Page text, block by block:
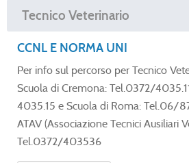
Tecnico Veterinario
CCNL E NORMA UNI
Per info sul percorso per Tecnico
Scuola di Cremona: Tel.0372/
4035.15 e Scuola di Roma: Tel.06/
ATAV (Associazione Tecnici Ausiliari
Tel.0372/403536